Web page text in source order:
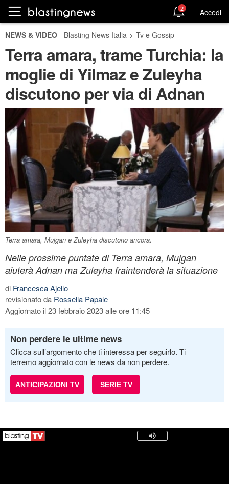
2 Accedi
NEWS & VIDEO Blasting News Italia > Tv e Gossip
Terra amara, trame Turchia: la
moglie di Yilmaz e Zuleyha
discutono per via di Adnan
Terra amara, Mujgan e Zuleyha discutono ancora.
Nelle prossime puntate di Terra amara, Mujgan
aiuterà Adnan ma Zuleyha fraintenderà la situazione
di Francesca Ajello
revisionato da Rossella Papale
Aggiornato il 23 febbraio 2023 alle ore 11:45
Non perdere le ultime news
Clicca sull’argomento che ti interessa per seguirlo. Ti
terremo aggiornato con le news da non perdere.
ANTICIPAZIONI TV SERIE TV